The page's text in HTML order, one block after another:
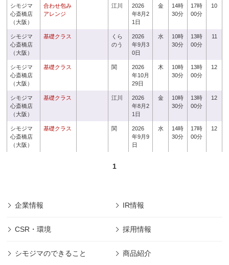
シモジマ
心斎橋店
（大阪）
合わせ包み
アレンジ
江川
2026
年8月2
1日
金
14時
30分
17時
00分
10
シモジマ
心斎橋店
（大阪）
基礎クラス
くら
のう
2026
年9月3
0日
水
10時
30分
13時
00分
11
シモジマ
心斎橋店
（大阪）
基礎クラス 関
2026
年10月
29日
木
10時
30分
13時
00分
12
シモジマ
心斎橋店
（大阪）
基礎クラス 江川
2026
年8月2
1日
金
10時
30分
13時
00分
12
シモジマ
心斎橋店
（大阪）
基礎クラス 関
2026
年9月9
日
水
14時
30分
17時
00分
12
1
企業情報 IR情報
CSR・環境 採用情報
シモジマのできること 商品紹介